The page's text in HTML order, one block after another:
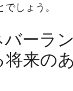
しょう。
ーラ
将来の